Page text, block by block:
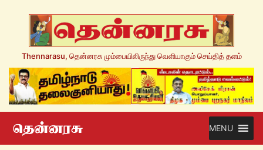
Thennarasu, தென்னரசு மும்பையிலிருந்து வெளியாகும் செய்தித் தளம்
MENU